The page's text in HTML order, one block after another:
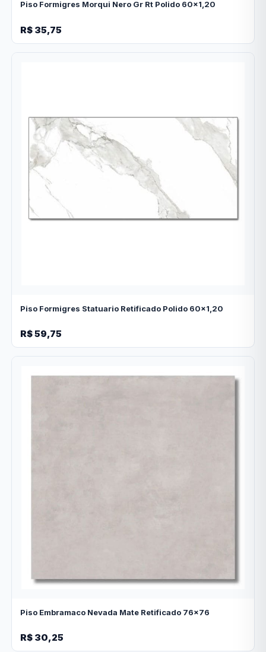
Piso Formigres Morqui Nero Gr Rt Polido 60x1,20
R$ 35,75
Piso Formigres Statuario Retificado Polido 60x1,20
R$ 59,75
Piso Embramaco Nevada Mate Retificado 76x76
R$ 30,25